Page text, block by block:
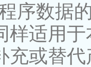
序数据
样适用
充或替